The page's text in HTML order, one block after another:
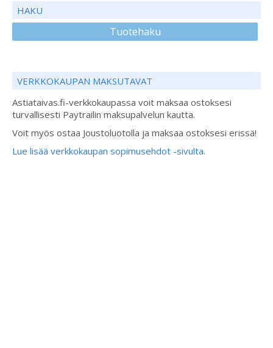
HAKU
Tuotehaku
VERKKOKAUPAN MAKSUTAVAT
Astiataivas.fi-verkkokaupassa voit maksaa ostoksesi
turvallisesti Paytrailin maksupalvelun kautta.
Voit myös ostaa Joustoluotolla ja maksaa ostoksesi erissä!
Lue lisää verkkokaupan sopimusehdot -sivulta.